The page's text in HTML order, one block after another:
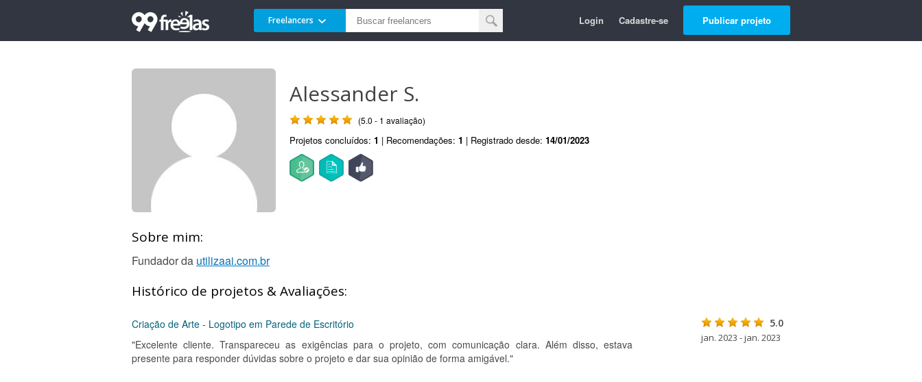
Freelancers Login Cadastre-se Publicar projeto
Alessander S.
(5.0 - 1 avaliação)
Projetos concluídos: 1 | Recomendações: 1 | Registrado desde: 14/01/2023
Sobre mim:
Fundador da utilizaai.com.br
Histórico de projetos & Avaliações:
Criação de Arte - Logotipo em Parede de Escritório
"Excelente cliente. Transpareceu as exigências para o projeto, com comunicação clara. Além disso, estava
presente para responder dúvidas sobre o projeto e dar sua opinião de forma amigável."
5.0
jan. 2023 - jan. 2023